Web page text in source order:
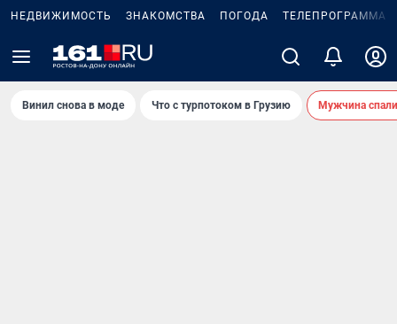
НЕДВИЖИМОСТЬ ЗНАКОМСТВА ПОГОДА ТЕЛЕПРОГРАММА
Винил снова в моде Что с турпотоком в Грузию Мужчина